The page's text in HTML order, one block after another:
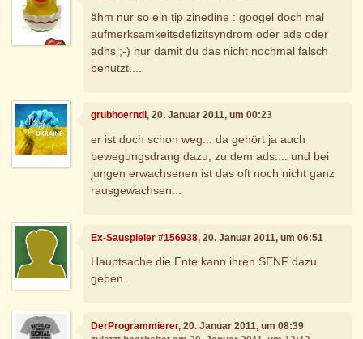
ähm nur so ein tip zinedine : googel doch mal
aufmerksamkeitsdefizitsyndrom oder ads oder
adhs ;-) nur damit du das nicht nochmal falsch
benutzt....
grubhoerndl, 20. Januar 2011, um 00:23
er ist doch schon weg... da gehört ja auch
bewegungsdrang dazu, zu dem ads.... und bei
jungen erwachsenen ist das oft noch nicht ganz
rausgewachsen...
Ex-Sauspieler #156938, 20. Januar 2011, um 06:51
Hauptsache die Ente kann ihren SENF dazu
geben.
DerProgrammierer, 20. Januar 2011, um 08:39